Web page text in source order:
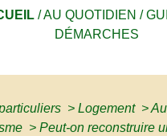
/AU QUOTIDIEN /
DÉMARCHES
> Logement >
> Peut-on reconstruire